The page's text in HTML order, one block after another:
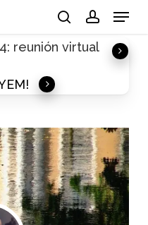
Menu
reunión virtual